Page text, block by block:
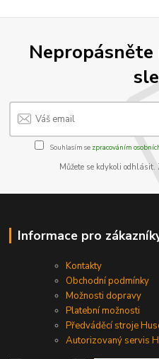
Nepropásněte
Souhlasím se zpracováním
Můžete se kdykoli
Informace pro
Kontakty
Obchodní podmínky
Možnosti dopravy
Platební možnosti
Předváděcí stroje
Autorizovaný servis